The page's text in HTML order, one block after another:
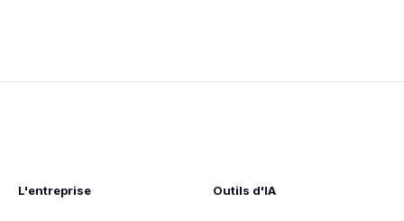
L'entreprise Outils d'IA